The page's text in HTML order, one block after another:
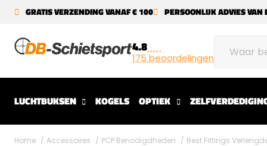
GRATIS VERZENDING VANAF € 100 PERSOONLIJK ADVIES VAN
4.8
175 beoordelingen
LUCHTBUKSEN KOGELS OPTIEK
Home Accessoires PCP Benodigdheden Best Fittings